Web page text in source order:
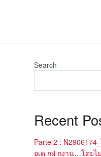
Search
Recent
Parte 2 :
อเด กฝ กงาน…โดยไ